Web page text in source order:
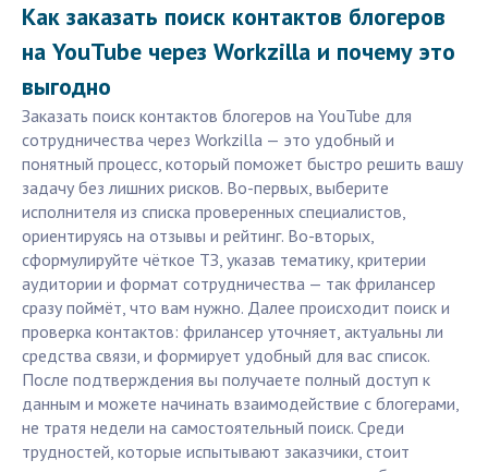
Как заказать поиск контактов блогеров
на YouTube через Workzilla и почему это
выгодно
Заказать поиск контактов блогеров на YouTube для
сотрудничества через Workzilla — это удобный и
понятный процесс, который поможет быстро решить вашу
задачу без лишних рисков. Во-первых, выберите
исполнителя из списка проверенных специалистов,
ориентируясь на отзывы и рейтинг. Во-вторых,
сформулируйте чёткое ТЗ, указав тематику, критерии
аудитории и формат сотрудничества — так фрилансер
сразу поймёт, что вам нужно. Далее происходит поиск и
проверка контактов: фрилансер уточняет, актуальны ли
средства связи, и формирует удобный для вас список.
После подтверждения вы получаете полный доступ к
данным и можете начинать взаимодействие с блогерами,
не тратя недели на самостоятельный поиск. Среди
трудностей, которые испытывают заказчики, стоит